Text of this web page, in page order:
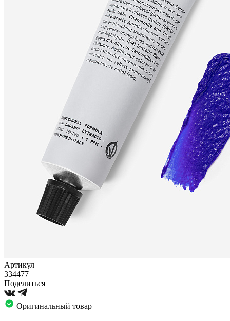
Артикул
334477
Поделиться
Оригинальный товар